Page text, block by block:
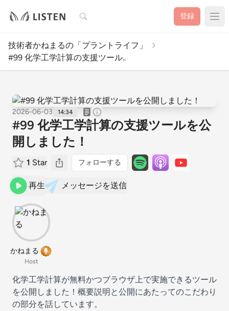
検索 登録
技術者かねまるの「プラントライフ」
#99 化学工学計算の支援ツール..
2026-06-03 14:34
#99 化学工学計算の支援ツールを公
開しました！
1 Star フォローする
再生 メッセージを送信
かねまる
Host
化学工学計算が無料かつブラウザ上で実施できるツール
を公開しました！概要説明と公開にあたってのこだわり
の部分を話しています。